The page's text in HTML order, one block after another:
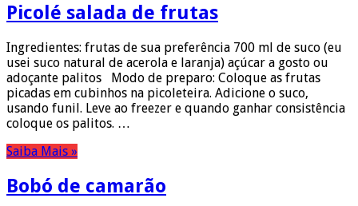
Picolé salada de frutas
Ingredientes: frutas de sua preferência 700 ml de suco (eu
usei suco natural de acerola e laranja) açúcar a gosto ou
adoçante palitos Modo de preparo: Coloque as frutas
picadas em cubinhos na picoleteira. Adicione o suco,
usando funil. Leve ao freezer e quando ganhar consistência
coloque os palitos. …
Saiba Mais »
Bobó de camarão